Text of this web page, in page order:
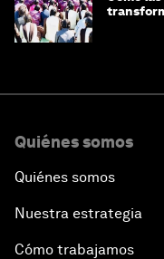
Quiénes somos
Quiénes somos
Nuestra estrategia
Cómo trabajamos